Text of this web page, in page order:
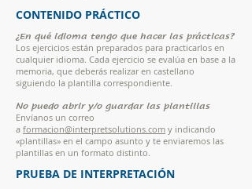
CONTENIDO PRÁCTICO
¿En qué idioma tengo que hacer las prácticas?
Los ejercicios están preparados para practicarlos en
cualquier idioma. Cada ejercicio se evalúa en base a la
memoria, que deberás realizar en castellano
siguiendo la plantilla correspondiente.
No puedo abrir y/o guardar las plantillas
Envíanos un correo
a formacion@interpretsolutions.com y indicando
«plantillas» en el campo asunto y te enviaremos las
plantillas en un formato distinto.
PRUEBA DE INTERPRETACIÓN